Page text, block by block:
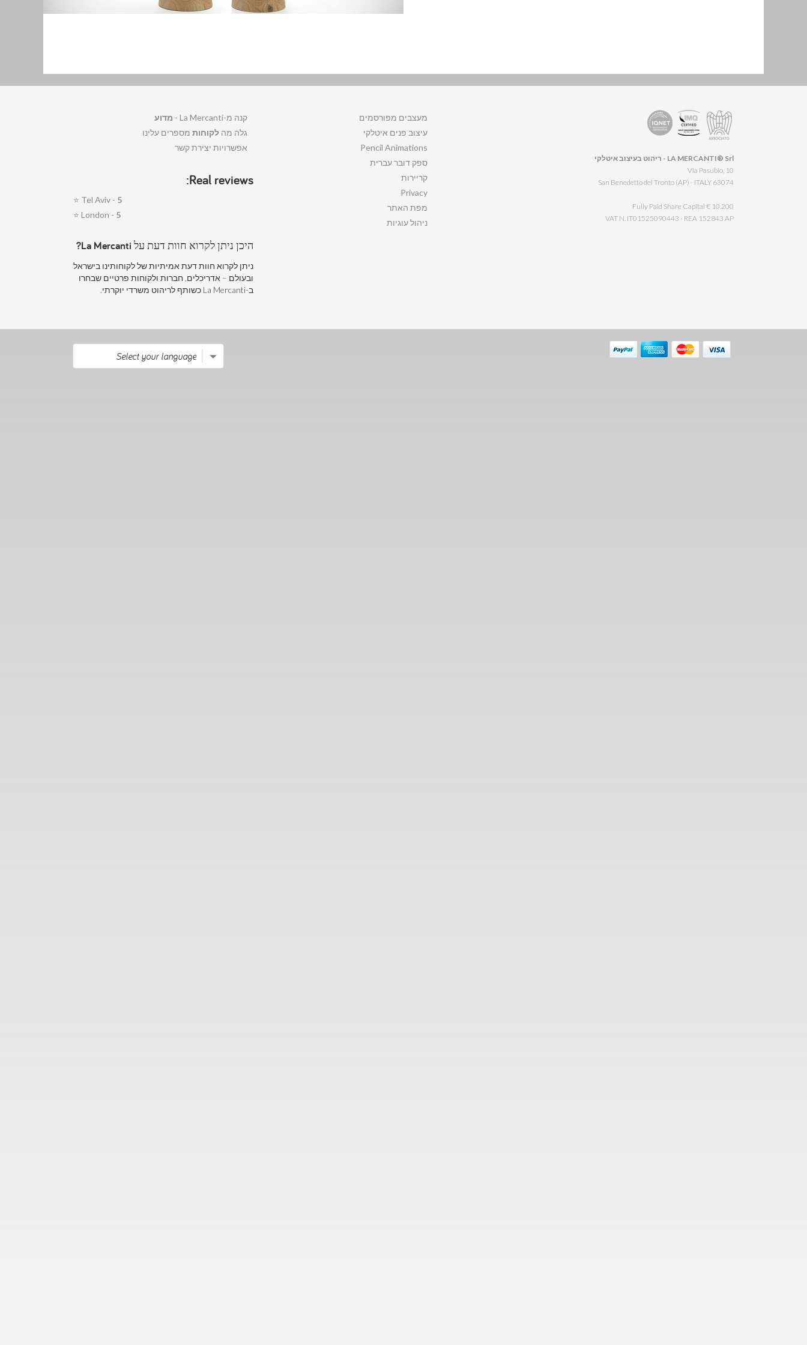
קנה מ-La Mercanti -
מדוע
גלה מה לקוחות מספרים עלינו
אפשרויות יצירת קשר
Real reviews:
Tel Aviv - 5
⭐
London - 5
⭐
היכן ניתן לקרוא חוות דעת על La Mercanti?
ניתן לקרוא חוות דעת אמיתיות של לקוחותינו בישראל
ובעולם – אדריכלים, חברות ולקוחות פרטיים שבחרו
ב-La Mercanti כשותף לריהוט משרדי יוקרתי.
מעצבים מפורסמים
עיצוב פנים איטלקי
Pencil Animations
ספק דובר עברית
קריירות
Privacy
מפת האתר
ניהול עוגיות
LA MERCANTI® Srl - ריהוט בעיצוב איטלקי
Via Pasubio, 10
63074 San Benedetto del Tronto (AP) - ITALY
Fully Paid Share Capital € 10.200
VAT N. IT01525090443 - REA 152843 AP